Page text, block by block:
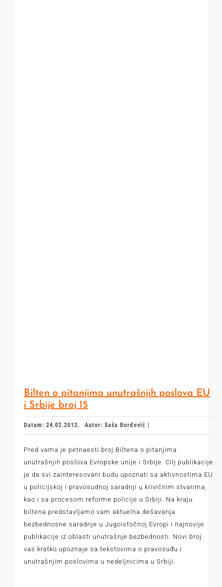
Bilten o pitanjima unutrašnjih poslova EU
i Srbije broj 15
Datum: 24.02.2012. Autor: Saša Đorđević |
Pred vama je petnaesti broj Biltena o pitanjima
unutrašnjih poslova Evropske unije i Srbije. Cilj publikacije
je da svi zainteresovani budu upoznati sa aktivnostima EU
u policijskoj i pravosudnoj saradnji u krivičnim stvarima,
kao i sa procesom reforme policije u Srbiji. Na kraju
biltena predstavljamo vam aktuelna dešavanja
bezbednosne saradnje u Jugoistočnoj Evropi i najnovije
publikacije iz oblasti unutrašnje bezbednosti. Novi broj
vas kratko upoznaje sa tekstovima o pravosuđu i
unutrašnjim poslovima u nedeljnicima u Srbiji.